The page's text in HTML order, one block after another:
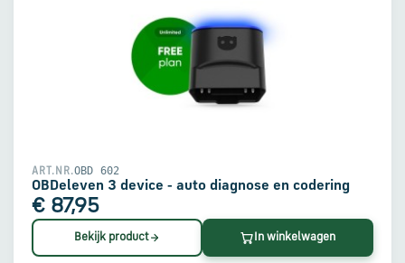
ART.NR.OBD 602
OBDeleven 3 device - auto diagnose en codering
€ 87,95
Bekijk product In winkelwagen